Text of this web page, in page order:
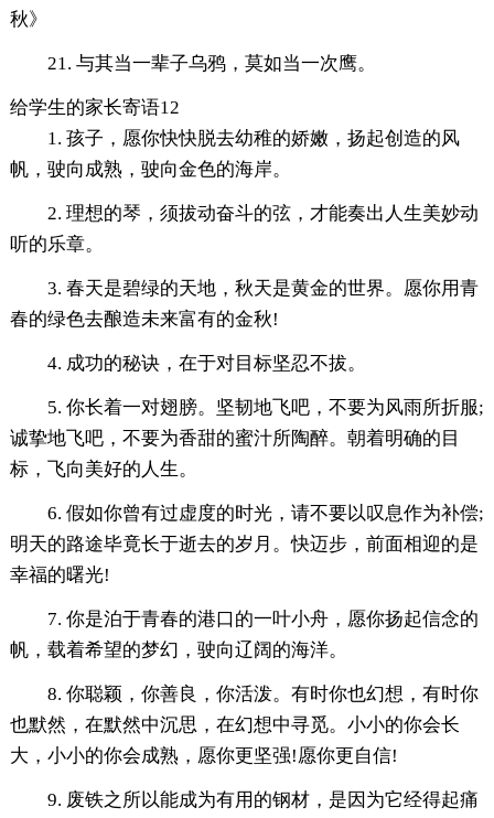
秋》
21. 与其当一辈子乌鸦，莫如当一次鹰。
给学生的家长寄语12
1. 孩子，愿你快快脱去幼稚的娇嫩，扬起创造的风
帆，驶向成熟，驶向金色的海岸。
2. 理想的琴，须拔动奋斗的弦，才能奏出人生美妙动
听的乐章。
3. 春天是碧绿的天地，秋天是黄金的世界。愿你用青
春的绿色去酿造未来富有的金秋!
4. 成功的秘诀，在于对目标坚忍不拔。
5. 你长着一对翅膀。坚韧地飞吧，不要为风雨所折服;
诚挚地飞吧，不要为香甜的蜜汁所陶醉。朝着明确的目
标，飞向美好的人生。
6. 假如你曾有过虚度的时光，请不要以叹息作为补偿;
明天的路途毕竟长于逝去的岁月。快迈步，前面相迎的是
幸福的曙光!
7. 你是泊于青春的港口的一叶小舟，愿你扬起信念的
帆，载着希望的梦幻，驶向辽阔的海洋。
8. 你聪颖，你善良，你活泼。有时你也幻想，有时你
也默然，在默然中沉思，在幻想中寻觅。小小的你会长
大，小小的你会成熟，愿你更坚强!愿你更自信!
9. 废铁之所以能成为有用的钢材，是因为它经得起痛